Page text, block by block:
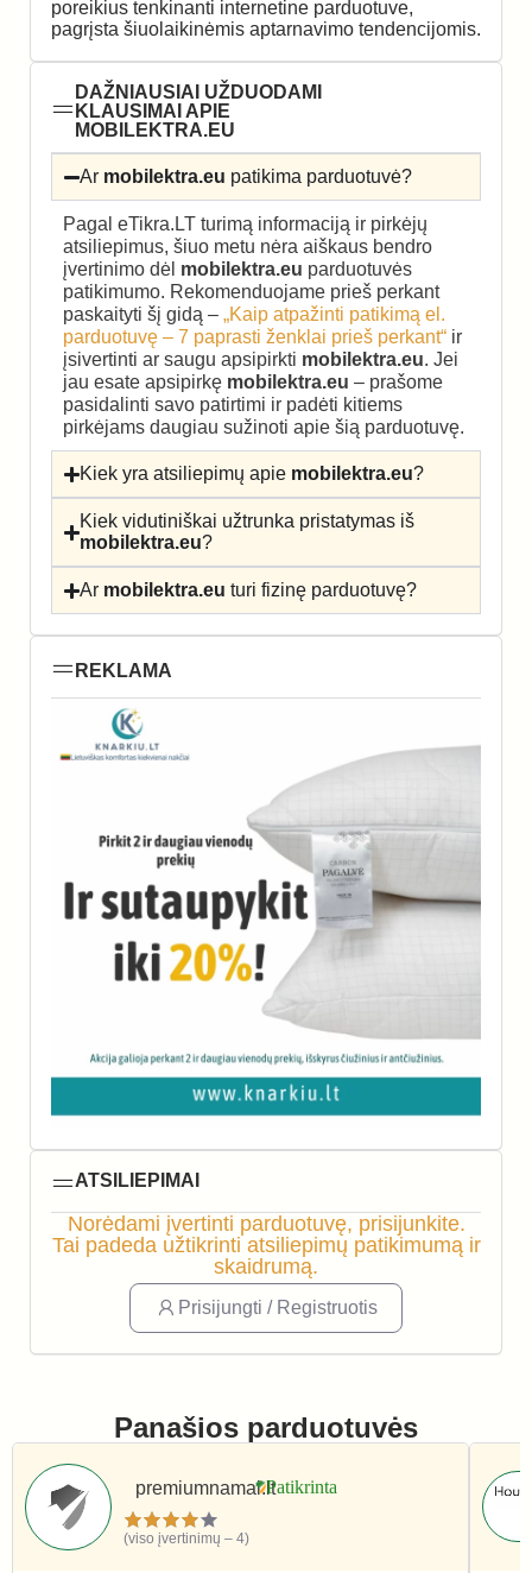
poreikius tenkinanti internetine parduotuve,
pagrįsta šiuolaikinėmis aptarnavimo tendencijomis.
DAŽNIAUSIAI UŽDUODAMI
KLAUSIMAI APIE
MOBILEKTRA.EU
Ar mobilektra.eu patikima parduotuvė?
Pagal eTikra.LT turimą informaciją ir pirkėjų
atsiliepimus, šiuo metu nėra aiškaus bendro
įvertinimo dėl mobilektra.eu parduotuvės
patikimumo. Rekomenduojame prieš perkant
paskaityti šį gidą – „Kaip atpažinti patikimą el.
parduotuvę – 7 paprasti ženklai prieš perkant“ ir
įsivertinti ar saugu apsipirkti mobilektra.eu. Jei
jau esate apsipirkę mobilektra.eu – prašome
pasidalinti savo patirtimi ir padėti kitiems
pirkėjams daugiau sužinoti apie šią parduotuvę.
Kiek yra atsiliepimų apie mobilektra.eu?
Kiek vidutiniškai užtrunka pristatymas iš
mobilektra.eu?
Ar mobilektra.eu turi fizinę parduotuvę?
REKLAMA
ATSILIEPIMAI
Norėdami įvertinti parduotuvę, prisijunkite.
Tai padeda užtikrinti atsiliepimų patikimumą ir
skaidrumą.
Prisijungti / Registruotis
Panašios parduotuvės
premiumnamai.lt
(viso įvertinimų – 4)